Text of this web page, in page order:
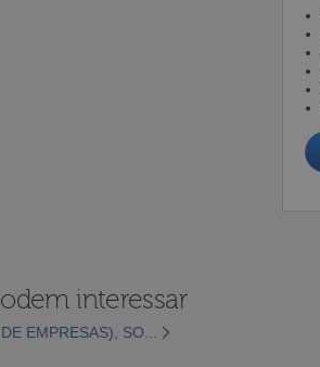
interessar
EMPRESAS), SO...